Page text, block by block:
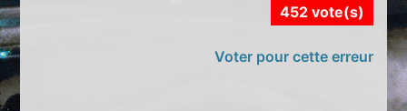
452 vote(s)
Voter pour cette erreur